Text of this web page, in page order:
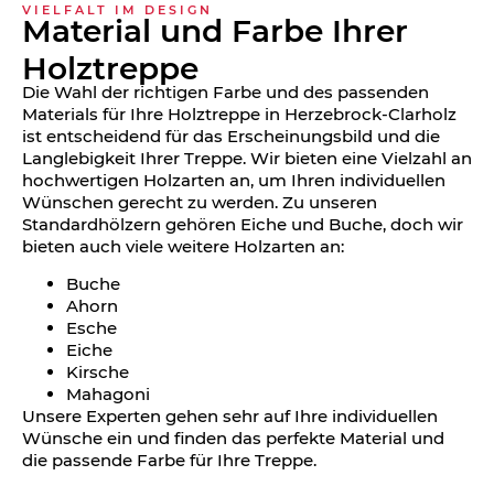
VIELFALT IM DESIGN
Material und Farbe Ihrer
Holztreppe
Die Wahl der richtigen Farbe und des passenden
Materials für Ihre Holztreppe in Herzebrock-Clarholz
ist entscheidend für das Erscheinungsbild und die
Langlebigkeit Ihrer Treppe. Wir bieten eine Vielzahl an
hochwertigen Holzarten an, um Ihren individuellen
Wünschen gerecht zu werden. Zu unseren
Standardhölzern gehören Eiche und Buche, doch wir
bieten auch viele weitere Holzarten an:
Buche
Ahorn
Esche
Eiche
Kirsche
Mahagoni
Unsere Experten gehen sehr auf Ihre individuellen
Wünsche ein und finden das perfekte Material und
die passende Farbe für Ihre Treppe.